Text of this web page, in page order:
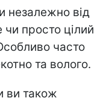
незалежно від
чи просто цілий
часто
та волого.
ви також